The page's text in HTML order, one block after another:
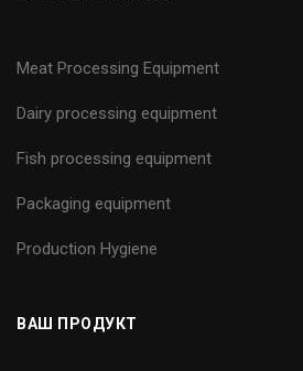
Meat Processing Equipment
Dairy processing equipment
Fish processing equipment
Packaging equipment
Production Hygiene
ВАШ ПРОДУКТ